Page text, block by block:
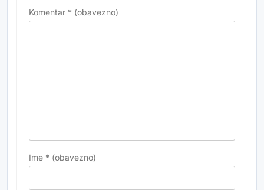
Komentar * (obavezno)
Ime * (obavezno)